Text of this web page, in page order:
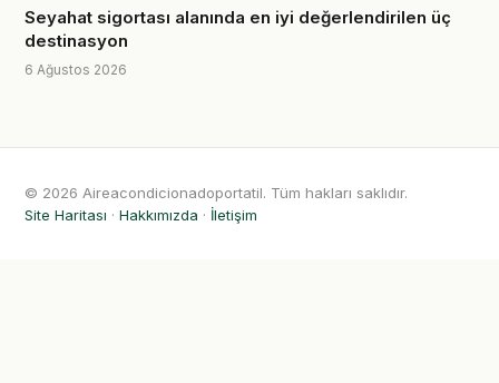
Seyahat sigortası alanında en iyi değerlendirilen üç
destinasyon
6 Ağustos 2026
© 2026 Aireacondicionadoportatil. Tüm hakları saklıdır.
Site Haritası · Hakkımızda · İletişim